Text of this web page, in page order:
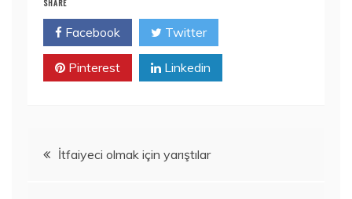
SHARE
Facebook Twitter
Pinterest Linkedin
Yazıİtfaiyeci olmak için yarıştılar